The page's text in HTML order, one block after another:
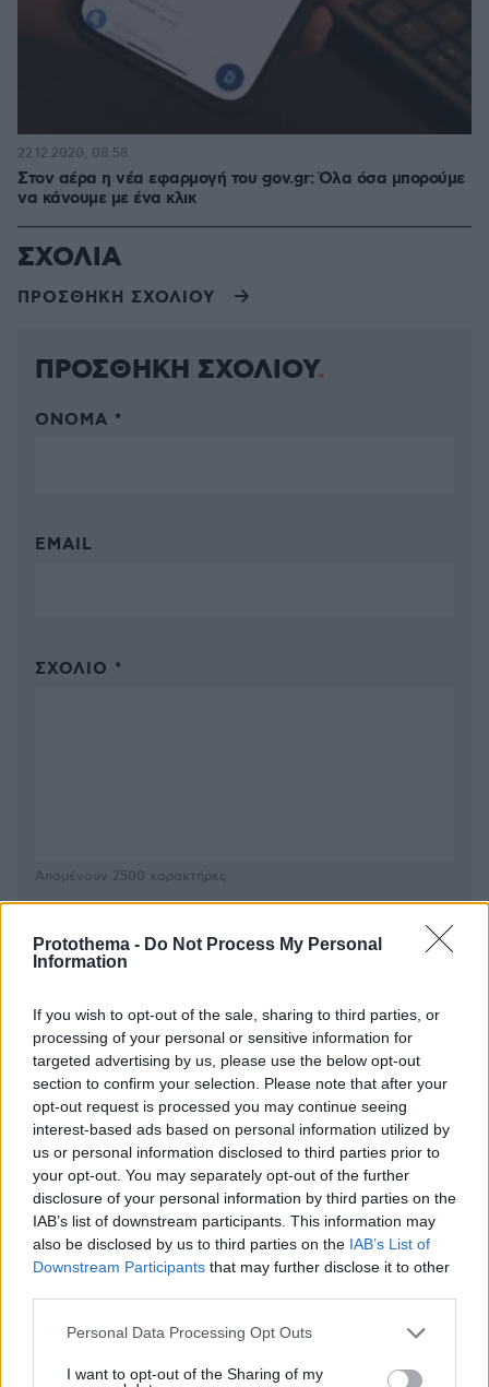
Protothema - Do Not Process My Personal
Information
If you wish to opt-out of the sale, sharing to third parties, or
processing of your personal or sensitive information for
targeted advertising by us, please use the below opt-out
section to confirm your selection. Please note that after your
opt-out request is processed you may continue seeing
interest-based ads based on personal information utilized by
us or personal information disclosed to third parties prior to
your opt-out. You may separately opt-out of the further
disclosure of your personal information by third parties on the
IAB’s list of downstream participants. This information may
also be disclosed by us to third parties on the IAB’s List of
Downstream Participants that may further disclose it to other
Please note that this website/app uses one or more Google
not limited to your visit or usage behaviour. You may click to
Personal Data Processing Opt Outs
I want to opt-out of the Sharing of my
Στον αέρα η νέα εφαρμογή του gov.gr: Όλα όσα μπορούμε
να κάνουμε με ένα κλικ
22.12.2020, 08:58
ΣΧΟΛΙΑ
ΠΡΟΣΘΗΚΗ ΣΧΟΛΙΟΥ
ΠΡΟΣΘΗΚΗ ΣΧΟΛΙΟΥ
ΌΝΟΜΑ *
EMAIL
ΣΧΌΛΙΟ *
Απομένουν 2500 χαρακτήρες
* Υποχρεωτικά πεδία
ΡΟΗ ΕΙΔΗΣΕΩΝ
Ειδήσεις Δημοφιλή Σχολιασμένα
Μπορεί ένας σκύλος να διαισθανθεί ότι θα γίνει
σεισμός; Πώς επηρεάζει το σχήμα των αυτιών του
πριν 8 λεπτά
ανατρέψουν 30 χρόνια προόδου
πριν 18 λεπτά